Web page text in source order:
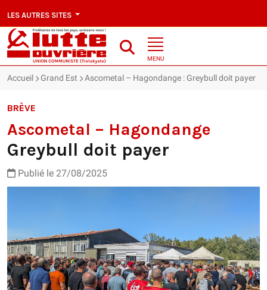
LES AUTRES SITES
MENU
Accueil Grand Est Ascometal – Hagondange : Greybull doit payer
BRÈVE
Ascometal – Hagondange
Greybull doit payer
Publié le 27/08/2025